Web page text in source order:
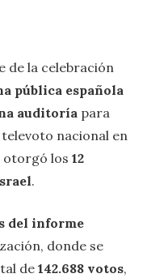
de la celebración
pública española
auditoría para
nacional en
otorgó los 12
.
del informe
donde se
de 142.688 votos,